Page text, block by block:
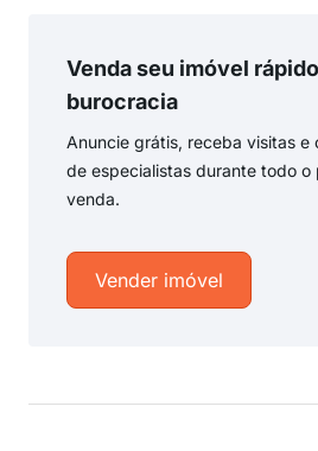
Venda seu imóvel
burocracia
Anuncie grátis, receba visitas e
de especialistas durante todo o
venda.
Vender imóvel